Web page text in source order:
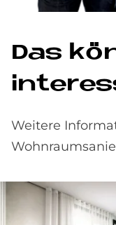
Das
Weitere